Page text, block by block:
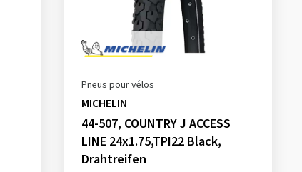
Pneus pour vélos
MICHELIN
44-507, COUNTRY J ACCESS
LINE 24x1.75,TPI22 Black,
Drahtreifen